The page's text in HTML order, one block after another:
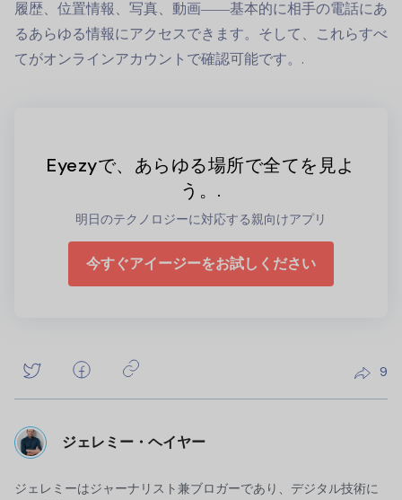
履歴、位置情報、写真、動画――基本的に相手の電話にあ
るあらゆる情報にアクセスできます。そして、これらすべ
てがオンラインアカウントで確認可能です。.
Eyezyで、あらゆる場所で全てを見よ
う。.
明日のテクノロジーに対応する親向けアプリ
今すぐアイージーをお試しください
9
ジェレミー・ヘイヤー
ジェレミーはジャーナリスト兼ブロガーであり、デジタル技術に